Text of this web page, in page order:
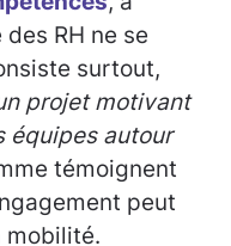
RH ne se
surtout,
projet motivant
équipes autour
témoignent
peut
mobilité.